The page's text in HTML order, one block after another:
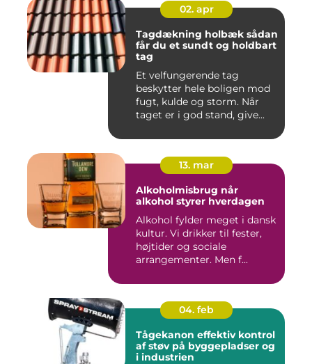
02. apr
Tagdækning holbæk sådan
får du et sundt og holdbart
tag
Et velfungerende tag
beskytter hele boligen mod
fugt, kulde og storm. Når
taget er i god stand, give...
13. mar
Alkoholmisbrug når
alkohol styrer hverdagen
Alkohol fylder meget i dansk
kultur. Vi drikker til fester,
højtider og sociale
arrangementer. Men f...
04. feb
Tågekanon effektiv kontrol
af støv på byggepladser og
i industrien